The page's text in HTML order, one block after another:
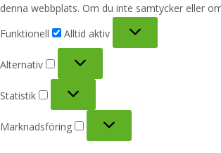
denna webbplats. Om du inte samtycker eller
Funktionell
Alltid aktiv
Alternativ
Alternativ
Statistik
Statistik
Marknadsföring
Marknadsföring